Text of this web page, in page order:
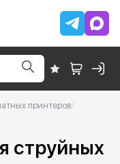
принтеров/
струйных